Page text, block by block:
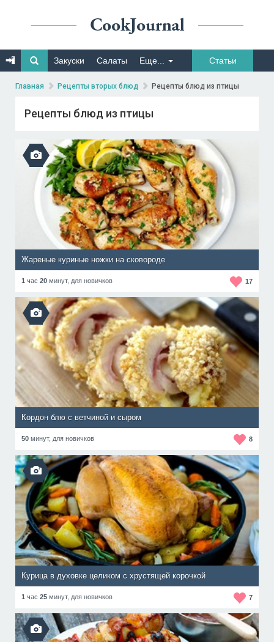
Закуски Салаты Еще... Статьи
Главная Рецепты вторых блюд Рецепты блюд из птицы
Рецепты блюд из птицы
Жареные куриные ножки на сковороде
1 час 20 минут, для новичков 17
Кордон блю с ветчиной и сыром
50 минут, для новичков 8
Курица в духовке целиком с хрустящей корочкой
1 час 25 минут, для новичков 7